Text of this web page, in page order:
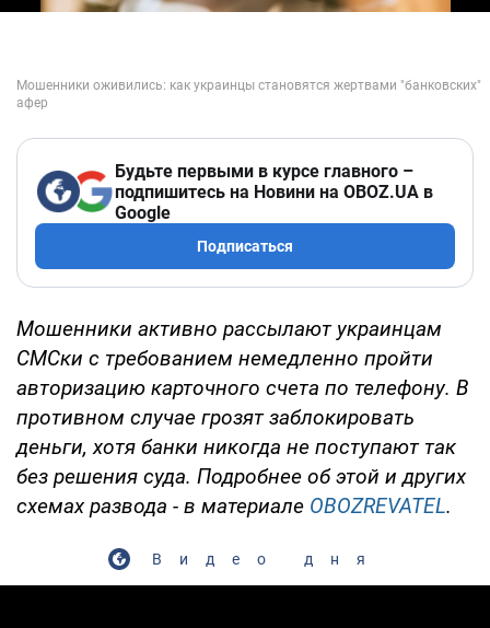
Будьте первыми в курсе главного –
подпишитесь на Новини на OBOZ.UA в
Google
Подписаться
Мошенники активно рассылают украинцам
СМСки с требованием немедленно пройти
авторизацию карточного счета по телефону. В
противном случае грозят заблокировать
деньги, хотя банки никогда не поступают так
без решения суда. Подробнее об этой и других
схемах развода - в материале OBOZREVATEL.
Видео дня